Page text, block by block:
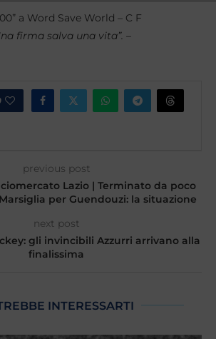
a Word Save World – C F
firma salva una vita”. –
previous post
Lazio | Terminato da poco
per Guendouzi: la situazione
next post
gli invincibili Azzurri arrivano alla
finalissima
INTERESSARTI